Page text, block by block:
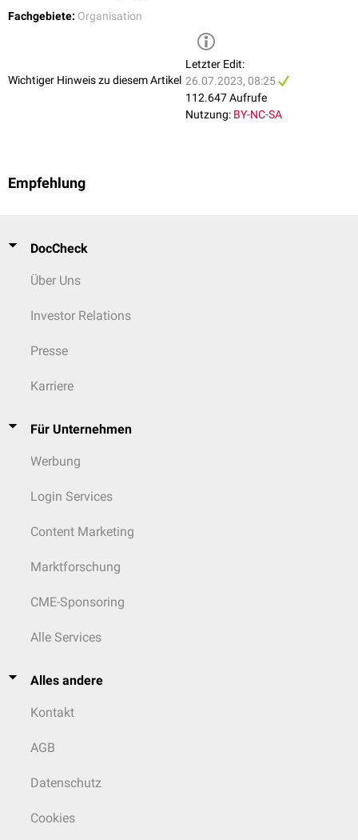
Fachgebiete: Organisation
Wichtiger Hinweis zu diesem Artikel
Letzter Edit:
26.07.2023, 08:25
112.647 Aufrufe
Nutzung: BY-NC-SA
Empfehlung
DocCheck
Über Uns
Investor Relations
Presse
Karriere
Für Unternehmen
Werbung
Login Services
Content Marketing
Marktforschung
CME-Sponsoring
Alle Services
Alles andere
Kontakt
AGB
Datenschutz
Cookies